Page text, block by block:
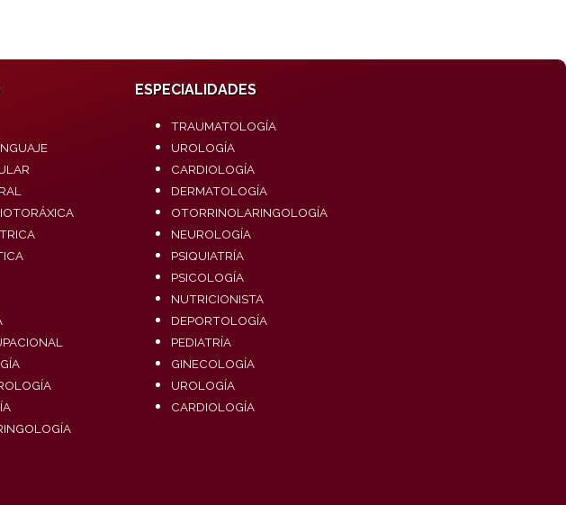
ESPECIALIDADES
TRAUMATOLOGÍA
UROLOGÍA
CARDIOLOGÍA
DERMATOLOGÍA
OTORRINOLARINGOLOGÍA
NEUROLOGÍA
PSIQUIATRÍA
PSICOLOGÍA
NUTRICIONISTA
DEPORTOLOGÍA
PEDIATRÍA
GINECOLOGÍA
UROLOGÍA
CARDIOLOGÍA